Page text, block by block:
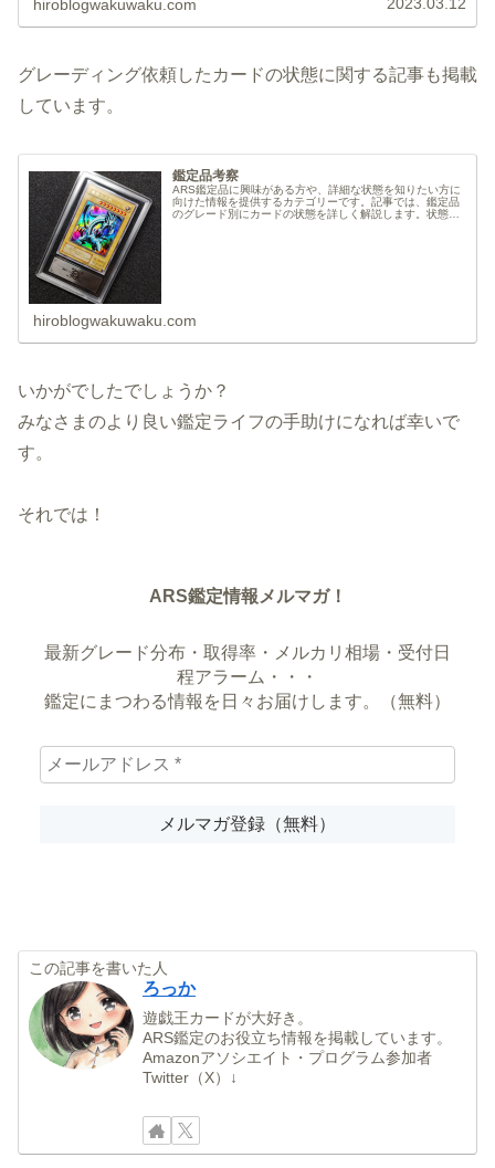
hiroblogwakuwaku.com
グレーディング依頼したカードの状態に関する記事も掲載
しています。
鑑定品考察
ARS鑑定品に興味がある方や、詳細な状態を知りたい方に
向けた情報を提供するカテゴリーです。記事では、鑑定品
のグレード別にカードの状態を詳しく解説します。状態や
hiroblogwakuwaku.com
いかがでしたでしょうか？
みなさまのより良い鑑定ライフの手助けになれば幸いで
す。
それでは！
ARS鑑定情報メルマガ！
最新グレード分布・取得率・メルカリ相場・受付日
程アラーム・・・
鑑定にまつわる情報を日々お届けします。（無料）
この記事を書いた人
ろっか
遊戯王カードが大好き。
ARS鑑定のお役立ち情報を掲載しています。
Amazonアソシエイト・プログラム参加者
Twitter（X）↓